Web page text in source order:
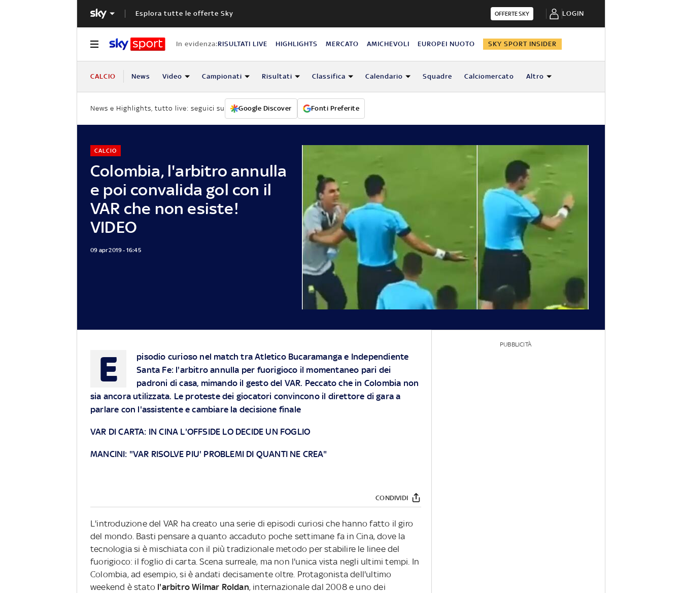
Esplora tutte le offerte Sky OFFERTE SKY LOGIN
In evidenza:RISULTATI LIVE HIGHLIGHTS MERCATO AMICHEVOLI EUROPEI NUOTO SKY SPORT INSIDER
CALCIO News Video Campionati Risultati Classifica Calendario Squadre Calciomercato Altro
News e Highlights, tutto live: seguici su Google Discover Fonti Preferite
Colombia, l'arbitro annulla
e poi convalida gol con il
VAR che non esiste!
VIDEO
CALCIO
09 apr 2019 - 16:45
E
pisodio curioso nel match tra Atletico Bucaramanga e Independiente
Santa Fe: l'arbitro annulla per fuorigioco il momentaneo pari dei
padroni di casa, mimando il gesto del VAR. Peccato che in Colombia non
sia ancora utilizzata. Le proteste dei giocatori convincono il direttore di gara a
parlare con l'assistente e cambiare la decisione finale
VAR DI CARTA: IN CINA L'OFFSIDE LO DECIDE UN FOGLIO
MANCINI: "VAR RISOLVE PIU' PROBLEMI DI QUANTI NE CREA"
CONDIVIDI
L'introduzione del VAR ha creato una serie di episodi curiosi che hanno fatto il giro
del mondo. Basti pensare a quanto accaduto poche settimane fa in Cina, dove la
tecnologia si è mischiata con il più tradizionale metodo per stabilire le linee del
fuorigioco: il foglio di carta. Scena surreale, ma non l'unica vista negli ultimi tempi. In
Colombia, ad esempio, si è andati decisamente oltre. Protagonista dell'ultimo
weekend è stato l'arbitro Wilmar Roldan, internazionale dal 2008 e uno dei
PUBBLICITÀ